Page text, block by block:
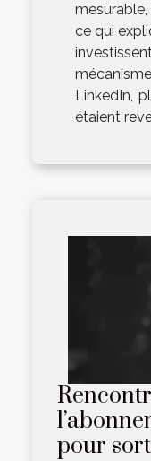
ce qui
LinkedIn,
étaient
pour